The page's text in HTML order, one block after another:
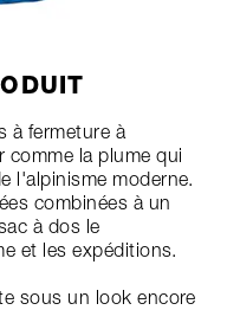
à fermeture à
comme la plume qui
l'alpinisme moderne.
combinées à un
à dos le
et les expéditions.
sous un look encore